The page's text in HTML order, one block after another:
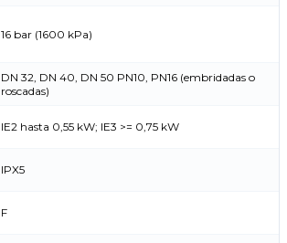
16 bar (1600 kPa)
DN 32, DN 40, DN 50 PN10, PN16 (embridadas o
roscadas)
IE2 hasta 0,55 kW; IE3 >= 0,75 kW
IPX5
F